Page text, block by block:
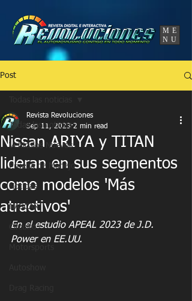
ME
NU
Post
Todas las noticias
Vehículos Nuevos
Prueba de Manejo
Noticias
NASCAR
Circuito
Nissan ARIYA y TITAN
lideran en sus segmentos
como modelos 'Más
atractivos'
Revista Revoluciones
Sep 11, 2023 2 min read
En el estudio APEAL 2023 de J.D.
Power en EE.UU.